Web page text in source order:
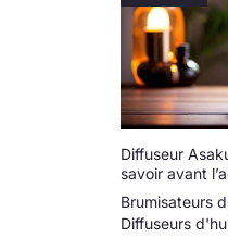
Diffuseur
savoir avant
Brumisateurs
Diffuseurs